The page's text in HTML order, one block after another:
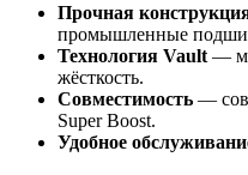
Прочная
промышленные
Технология Vault —
жёсткость.
Совместимость —
Super Boost.
Удобное